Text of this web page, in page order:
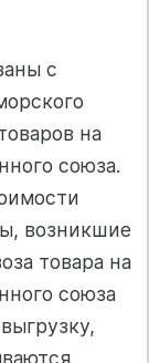
с
на
союза.
возникшие
товара на
союза